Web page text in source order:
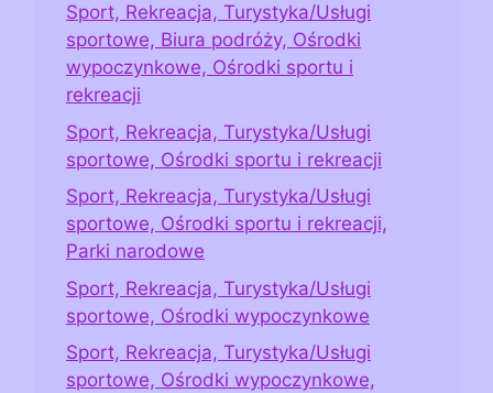
Sport, Rekreacja, Turystyka/Usługi
sportowe, Biura podróży, Ośrodki
wypoczynkowe, Ośrodki sportu i
rekreacji
Sport, Rekreacja, Turystyka/Usługi
sportowe, Ośrodki sportu i rekreacji
Sport, Rekreacja, Turystyka/Usługi
sportowe, Ośrodki sportu i rekreacji,
Parki narodowe
Sport, Rekreacja, Turystyka/Usługi
sportowe, Ośrodki wypoczynkowe
Sport, Rekreacja, Turystyka/Usługi
sportowe, Ośrodki wypoczynkowe,